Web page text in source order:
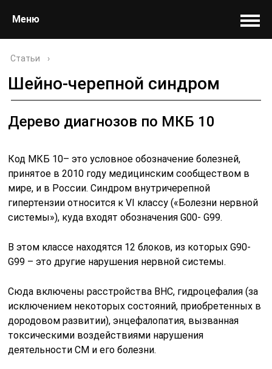
Меню
Статьи ›
Шейно-черепной синдром
Дерево диагнозов по МКБ 10
Код МКБ 10– это условное обозначение болезней,
принятое в 2010 году медицинским сообществом в
мире, и в России. Синдром внутричерепной
гипертензии относится к VI классу («Болезни нервной
системы»), куда входят обозначения G00- G99.
В этом классе находятся 12 блоков, из которых G90-
G99 – это другие нарушения нервной системы.
Сюда включены расстройства ВНС, гидроцефалия (за
исключением некоторых состояний, приобретенных в
дородовом развитии), энцефалопатия, вызванная
токсическими воздействиями нарушения
деятельности СМ и его болезни.